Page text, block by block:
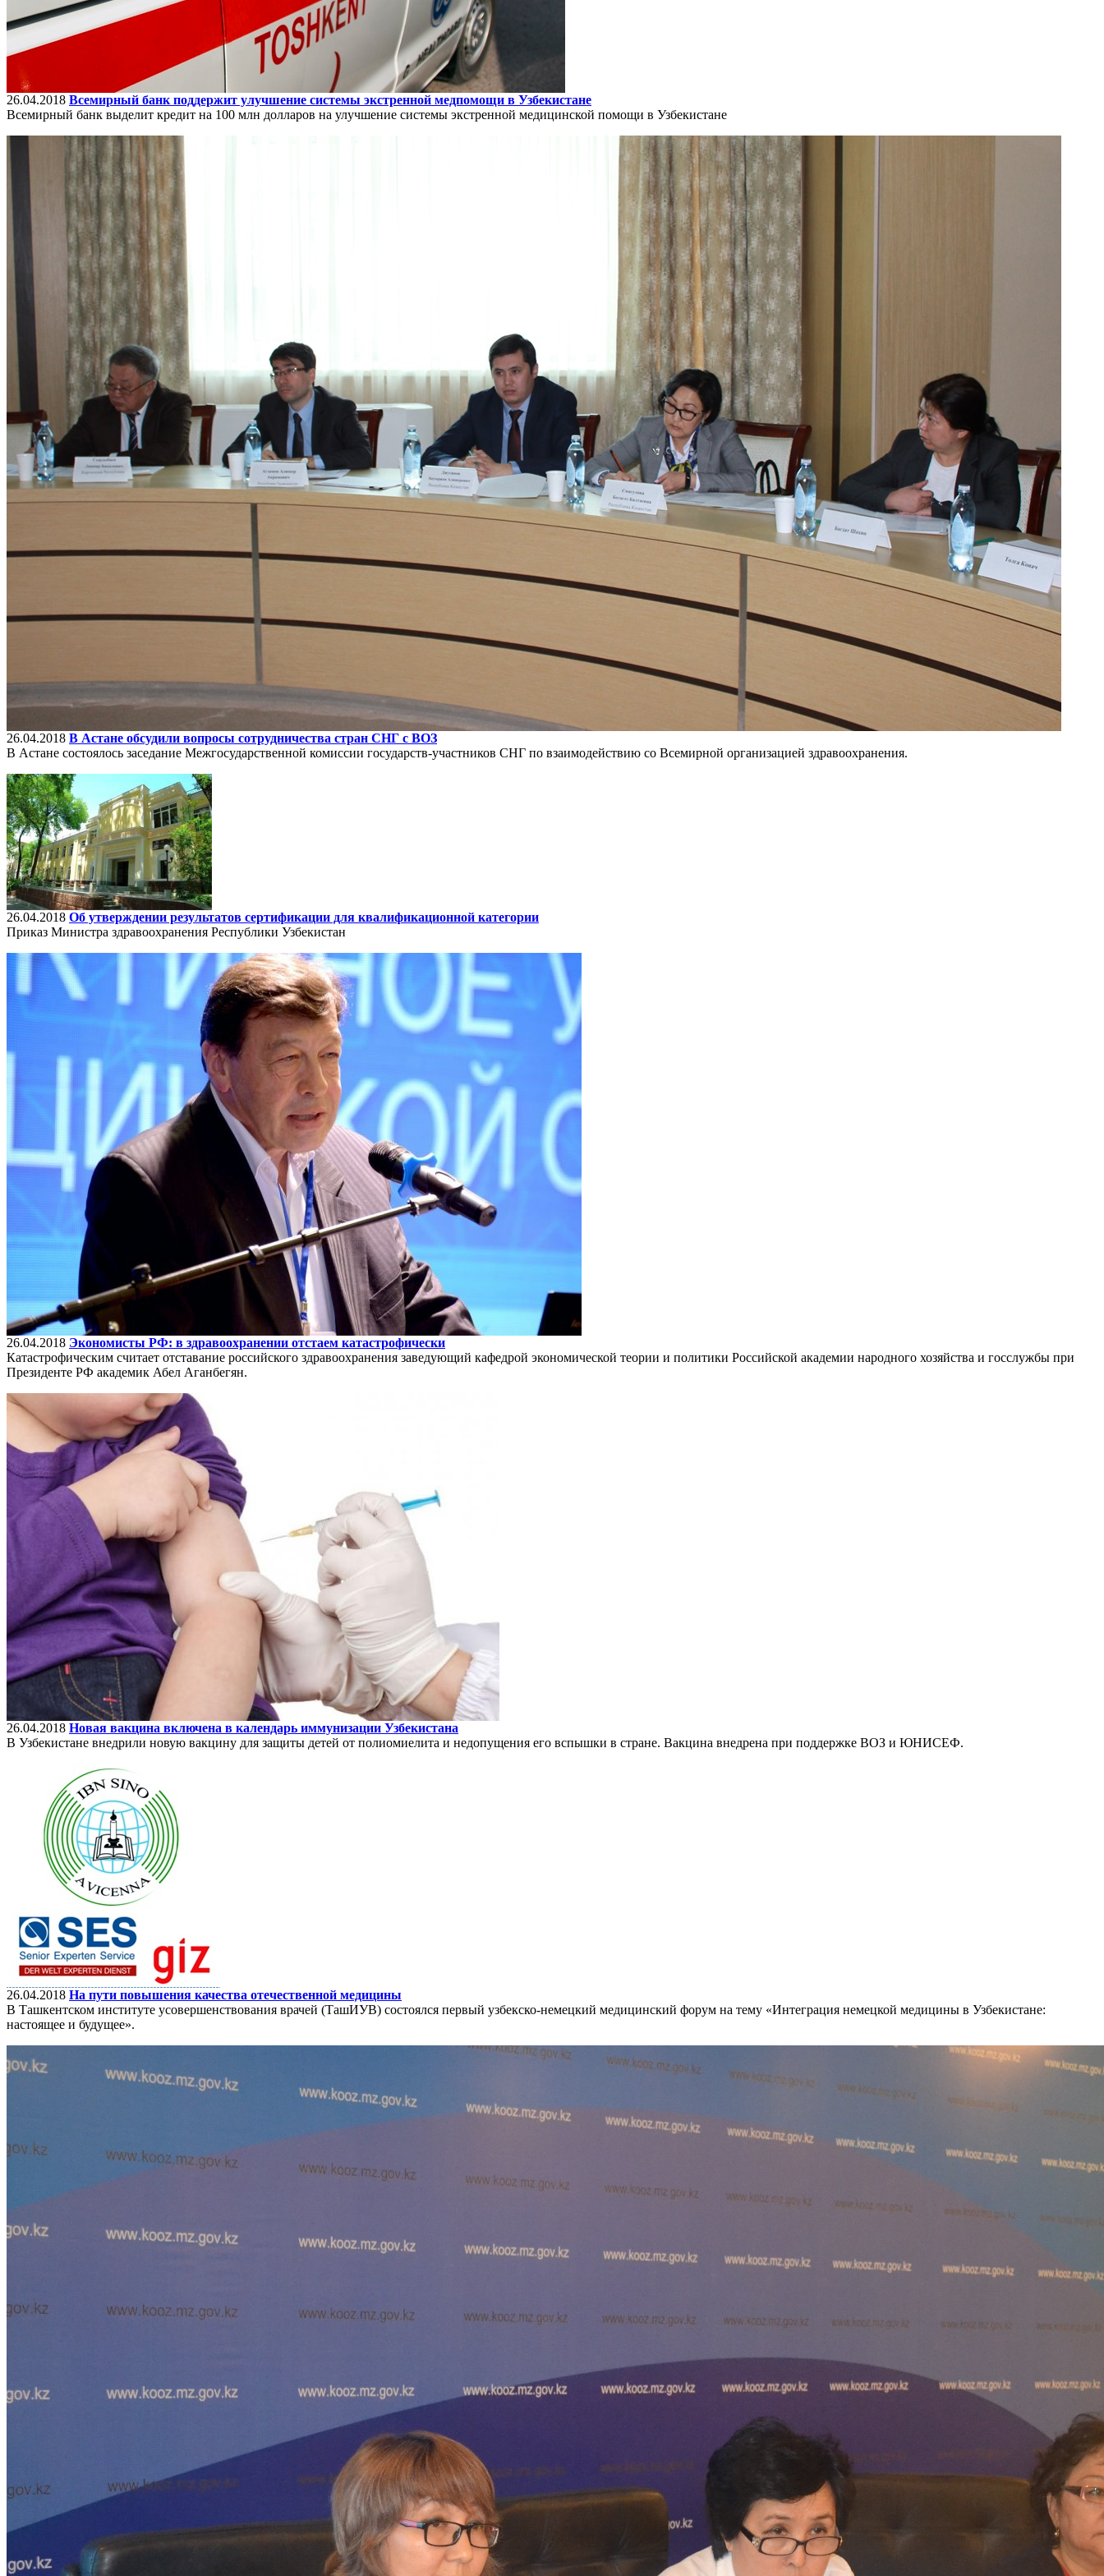
26.04.2018 Всемирный банк поддержит улучшение системы экстренной медпомощи в Узбекистане
Всемирный банк выделит кредит на 100 млн долларов на улучшение системы экстренной медицинской помощи в Узбекистане
26.04.2018 В Астане обсудили вопросы сотрудничества стран СНГ с ВОЗ
В Астане состоялось заседание Межгосударственной комиссии государств-участников СНГ по взаимодействию со Всемирной организацией здравоохранения.
26.04.2018 Об утверждении результатов сертификации для квалификационной категории
Приказ Министра здравоохранения Республики Узбекистан
26.04.2018 Экономисты РФ: в здравоохранении отстаем катастрофически
Катастрофическим считает отставание российского здравоохранения заведующий кафедрой экономической теории и политики Российской академии народного хозяйства и госслужбы при
Президенте РФ академик Абел Аганбегян.
26.04.2018 Новая вакцина включена в календарь иммунизации Узбекистана
В Узбекистане внедрили новую вакцину для защиты детей от полиомиелита и недопущения его вспышки в стране. Вакцина внедрена при поддержке ВОЗ и ЮНИСЕФ.
26.04.2018 На пути повышения качества отечественной медицины
В Ташкентском институте усовершенствования врачей (ТашИУВ) состоялся первый узбекско-немецкий медицинский форум на тему «Интеграция немецкой медицины в Узбекистане:
настоящее и будущее».